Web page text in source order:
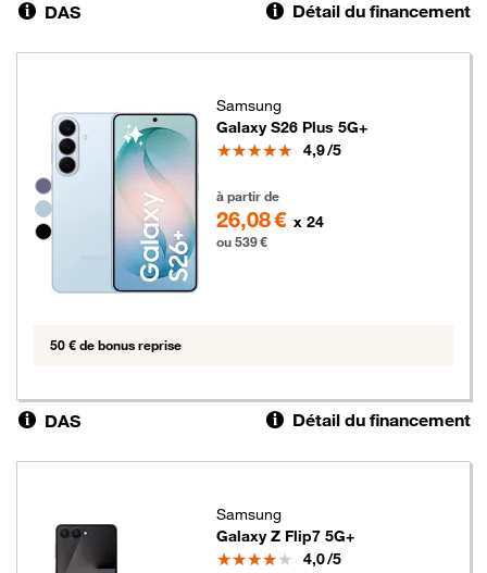
DAS Détail du financement
Groupe de couleurs disponibles non sélectionnables
Samsung
Galaxy S26 Plus 5G+
Note
4,9/5
à partir de
26,08 € x 24
ou 539 €
50 € de bonus reprise
DAS Détail du financement
Samsung
Galaxy Z Flip7 5G+
Note
4,0/5